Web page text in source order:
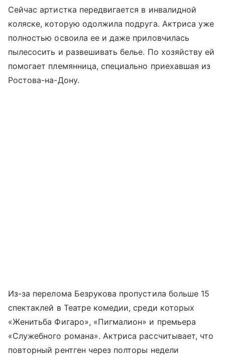
Сейчас артистка передвигается в инвалидной
коляске, которую одолжила подруга. Актриса уже
полностью освоила ее и даже приловчилась
пылесосить и развешивать белье. По хозяйству ей
помогает племянница, специально приехавшая из
Ростова-на-Дону.
Из-за перелома Безрукова пропустила больше 15
спектаклей в Театре комедии, среди которых
«Женитьба Фигаро», «Пигмалион» и премьера
«Служебного романа». Актриса рассчитывает, что
повторный рентген через полторы недели